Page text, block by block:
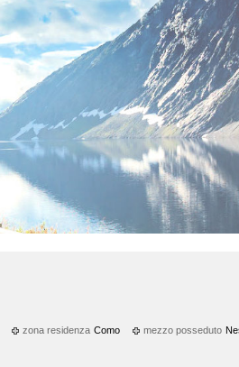
zona residenza Como mezzo posseduto